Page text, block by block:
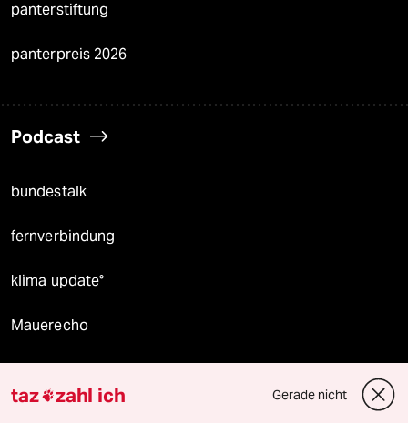
panterstiftung
panterpreis 2026
Podcast
bundestalk
fernverbindung
klima update°
Mauerecho
taz zahl ich Gerade nicht